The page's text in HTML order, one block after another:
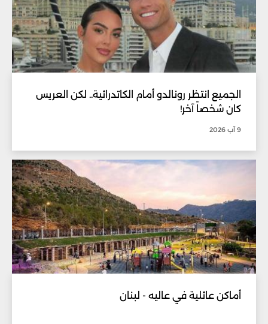
الجميع انتظر رونالدو أمام الكاتدرائية.. لكن العريس
كان شخصاً آخر!
9 آب 2026
أماكن عائلية في عاليه - لبنان